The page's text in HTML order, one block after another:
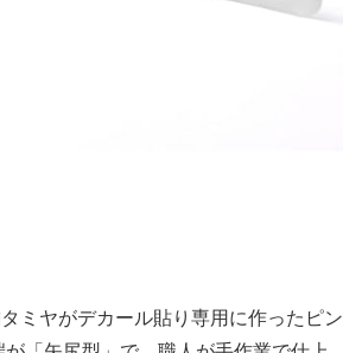
ミヤがデカール貼り専用に作ったピン